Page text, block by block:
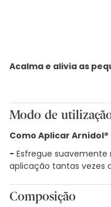
Acalma e alivia as
Modo de
Como Aplicar Arnidol®
- Esfregue suavemente
aplicação tantas vezes
Composição